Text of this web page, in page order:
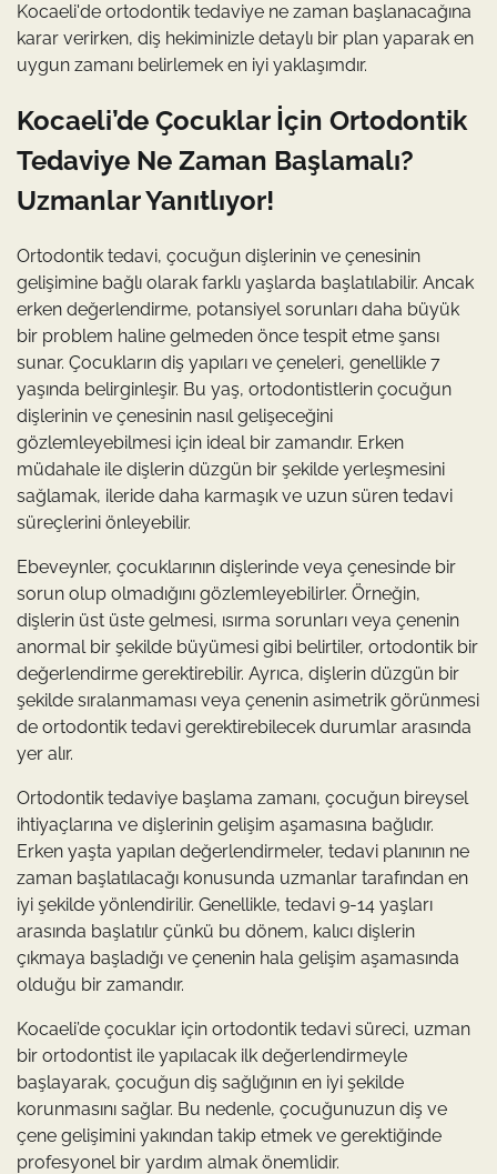
Kocaeli'de ortodontik tedaviye ne zaman başlanacağına
karar verirken, diş hekiminizle detaylı bir plan yaparak en
uygun zamanı belirlemek en iyi yaklaşımdır.
Kocaeli’de Çocuklar İçin Ortodontik
Tedaviye Ne Zaman Başlamalı?
Uzmanlar Yanıtlıyor!
Ortodontik tedavi, çocuğun dişlerinin ve çenesinin
gelişimine bağlı olarak farklı yaşlarda başlatılabilir. Ancak
erken değerlendirme, potansiyel sorunları daha büyük
bir problem haline gelmeden önce tespit etme şansı
sunar. Çocukların diş yapıları ve çeneleri, genellikle 7
yaşında belirginleşir. Bu yaş, ortodontistlerin çocuğun
dişlerinin ve çenesinin nasıl gelişeceğini
gözlemleyebilmesi için ideal bir zamandır. Erken
müdahale ile dişlerin düzgün bir şekilde yerleşmesini
sağlamak, ileride daha karmaşık ve uzun süren tedavi
süreçlerini önleyebilir.
Ebeveynler, çocuklarının dişlerinde veya çenesinde bir
sorun olup olmadığını gözlemleyebilirler. Örneğin,
dişlerin üst üste gelmesi, ısırma sorunları veya çenenin
anormal bir şekilde büyümesi gibi belirtiler, ortodontik bir
değerlendirme gerektirebilir. Ayrıca, dişlerin düzgün bir
şekilde sıralanmaması veya çenenin asimetrik görünmesi
de ortodontik tedavi gerektirebilecek durumlar arasında
yer alır.
Ortodontik tedaviye başlama zamanı, çocuğun bireysel
ihtiyaçlarına ve dişlerinin gelişim aşamasına bağlıdır.
Erken yaşta yapılan değerlendirmeler, tedavi planının ne
zaman başlatılacağı konusunda uzmanlar tarafından en
iyi şekilde yönlendirilir. Genellikle, tedavi 9-14 yaşları
arasında başlatılır çünkü bu dönem, kalıcı dişlerin
çıkmaya başladığı ve çenenin hala gelişim aşamasında
olduğu bir zamandır.
Kocaeli’de çocuklar için ortodontik tedavi süreci, uzman
bir ortodontist ile yapılacak ilk değerlendirmeyle
başlayarak, çocuğun diş sağlığının en iyi şekilde
korunmasını sağlar. Bu nedenle, çocuğunuzun diş ve
çene gelişimini yakından takip etmek ve gerektiğinde
profesyonel bir yardım almak önemlidir.